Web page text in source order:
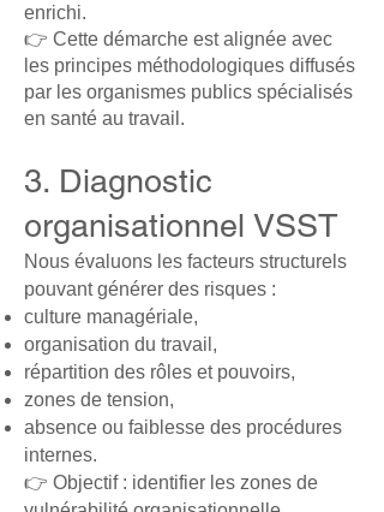
enrichi.
👉 Cette démarche est alignée avec
les principes méthodologiques diffusés
par les organismes publics spécialisés
en santé au travail.
3. Diagnostic
organisationnel VSST
Nous évaluons les facteurs structurels
pouvant générer des risques :
culture managériale,
organisation du travail,
répartition des rôles et pouvoirs,
zones de tension,
absence ou faiblesse des procédures
internes.
👉 Objectif : identifier les zones de